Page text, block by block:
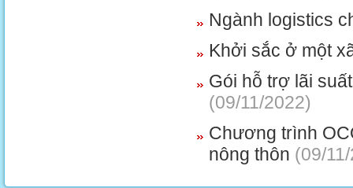
Ngành logistics
Khởi sắc ở một
Gói hỗ trợ lãi
(09/11/2022)
Chương trình
nông thôn (09/